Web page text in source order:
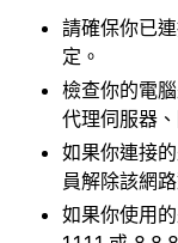
請確保你已
定。
檢查你的電
代理伺服器
如果你連接
員解除該網
如果你使用